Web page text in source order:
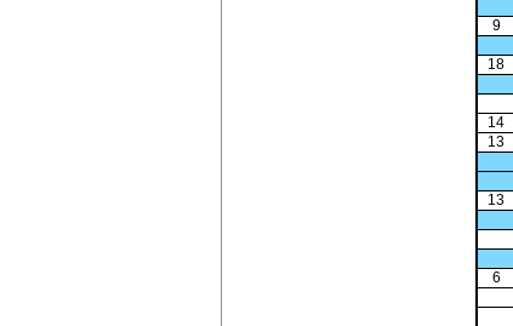
9
18
14
13
13
6